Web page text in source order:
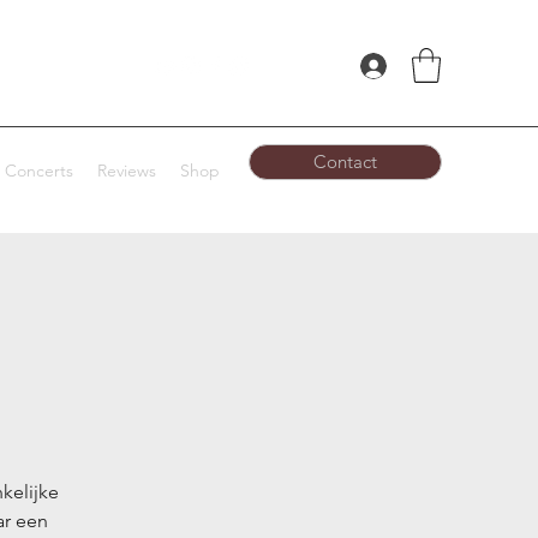
Concerts Reviews Shop Contact
een